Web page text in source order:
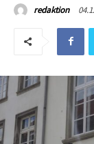
redaktion